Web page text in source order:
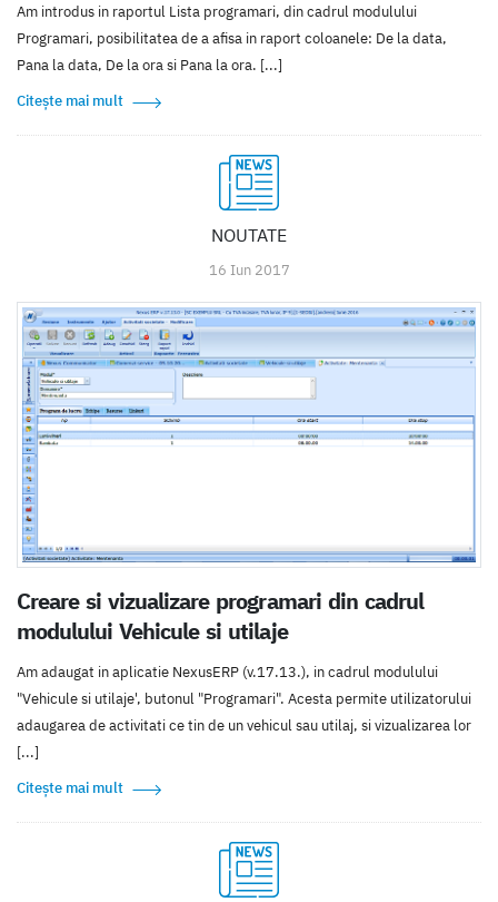
Am introdus in raportul Lista programari, din cadrul modulului
Programari, posibilitatea de a afisa in raport coloanele: De la data,
Pana la data, De la ora si Pana la ora. [...]
Citește mai mult
NOUTATE
16 Iun 2017
Creare si vizualizare programari din cadrul
modulului Vehicule si utilaje
Am adaugat in aplicatie NexusERP (v.17.13.), in cadrul modulului
"Vehicule si utilaje', butonul "Programari". Acesta permite utilizatorului
adaugarea de activitati ce tin de un vehicul sau utilaj, si vizualizarea lor
[...]
Citește mai mult